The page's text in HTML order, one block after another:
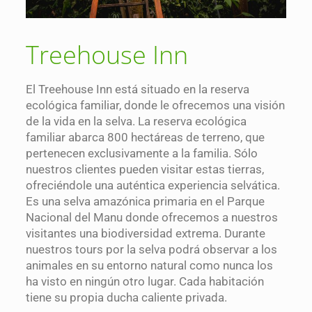
Treehouse Inn
El Treehouse Inn está situado en la reserva
ecológica familiar, donde le ofrecemos una visión
de la vida en la selva. La reserva ecológica
familiar abarca 800 hectáreas de terreno, que
pertenecen exclusivamente a la familia. Sólo
nuestros clientes pueden visitar estas tierras,
ofreciéndole una auténtica experiencia selvática.
Es una selva amazónica primaria en el Parque
Nacional del Manu donde ofrecemos a nuestros
visitantes una biodiversidad extrema. Durante
nuestros tours por la selva podrá observar a los
animales en su entorno natural como nunca los
ha visto en ningún otro lugar. Cada habitación
tiene su propia ducha caliente privada.